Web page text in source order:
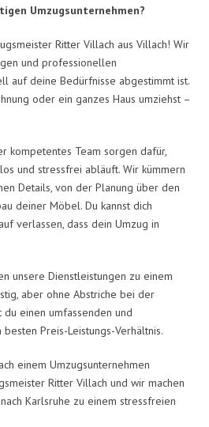
Umzugsunternehmen?
Ritter Villach aus Villach! Wir
und professionellen
auf deine Bedürfnisse abgestimmt ist.
oder ein ganzes Haus umziehst –
kompetentes Team sorgen dafür,
und stressfrei abläuft. Wir kümmern
Details, von der Planung über den
deiner Möbel. Du kannst dich
verlassen, dass dein Umzug in
unsere Dienstleistungen zu einem
aber ohne Abstriche bei der
du einen umfassenden und
Preis-Leistungs-Verhältnis.
einem Umzugsunternehmen
Ritter Villach und wir machen
Karlsruhe zu einem stressfreien